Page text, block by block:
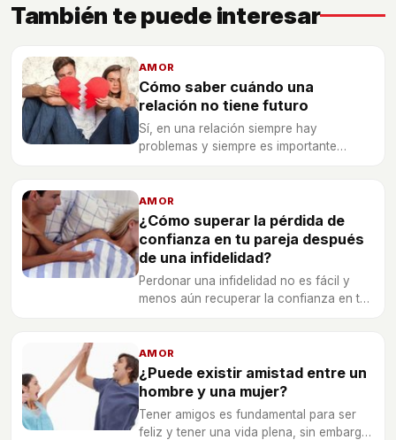
También te puede interesar
AMOR
Cómo saber cuándo una
relación no tiene futuro
Sí, en una relación siempre hay
problemas y siempre es importante
AMOR
¿Cómo superar la pérdida de
confianza en tu pareja después
de una infidelidad?
Perdonar una infidelidad no es fácil y
menos aún recuperar la confianza en tu
cura.
AMOR
¿Puede existir amistad entre un
hombre y una mujer?
Tener amigos es fundamental para ser
feliz y tener una vida plena, sin embargo